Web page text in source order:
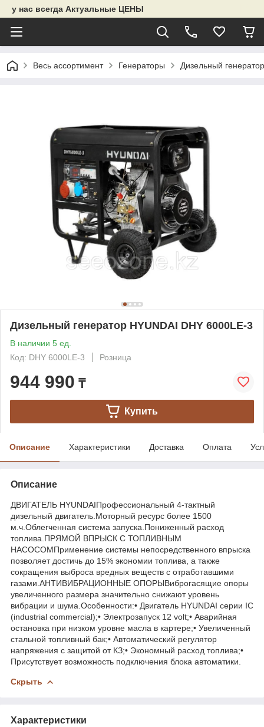
у нас всегда Актуальные ЦЕНЫ
Весь ассортимент Генераторы Дизельный генератор
Дизельный генератор HYUNDAI DHY 6000LE-3
В наличии 5 ед.
Код: DHY 6000LE-3
Розница
944 990 ₸
Купить
Описание Характеристики Доставка Оплата
Описание
ДВИГАТЕЛЬ HYUNDAIПрофессиональный 4-тактный
дизельный двигатель.Моторный ресурс более 1500
м.ч.Облегченная система запуска.Пониженный расход
топлива.ПРЯМОЙ ВПРЫСК С ТОПЛИВНЫМ
НАСОСОМПрименение системы непосредственного впрыска
позволяет достичь до 15% экономии топлива, а также
сокращения выброса вредных веществ с отработавшими
газами.АНТИВИБРАЦИОННЫЕ ОПОРЫВиброгасящие опоры
увеличенного размера значительно снижают уровень
вибрации и шума.Особенности:• Двигатель HYUNDAI серии IC
(industrial commercial);• Электрозапуск 12 volt;• Аварийная
остановка при низком уровне масла в картере;• Увеличенный
стальной топливный бак;• Автоматический регулятор
напряжения с защитой от КЗ;• Экономный расход топлива;•
Присутствует возможность подключения блока автоматики.
Скрыть
Характеристики